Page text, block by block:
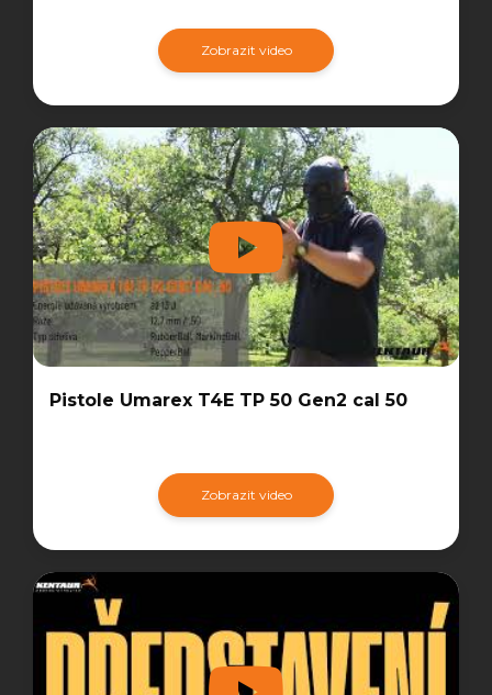
Zobrazit video
Pistole Umarex T4E TP 50 Gen2 cal 50
Zobrazit video